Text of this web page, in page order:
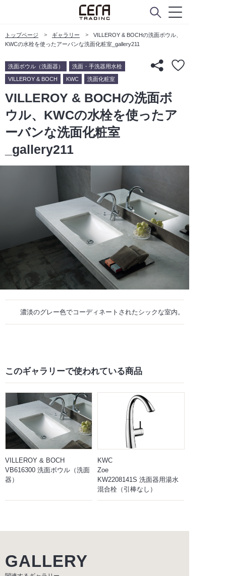
トップページ ギャラリー
VILLEROY & BOCHの洗面ボウル、
KWCの水栓を使ったアーバンな洗面化粧室_gallery211
洗面ボウル（洗面器） 洗面・手洗器用水栓
VILLEROY & BOCH KWC 洗面化粧室
VILLEROY & BOCHの洗面ボ
ウル、KWCの水栓を使ったア
ーバンな洗面化粧室
_gallery211
濃淡のグレー色でコーディネートされたシックな室内。
このギャラリーで使われている商品
VILLEROY & BOCH
VB616300 洗面ボウル（洗面
器）
KWC
Zoe
KW2208141S 洗面器用湯水
混合栓（引棒なし）
GALLERY